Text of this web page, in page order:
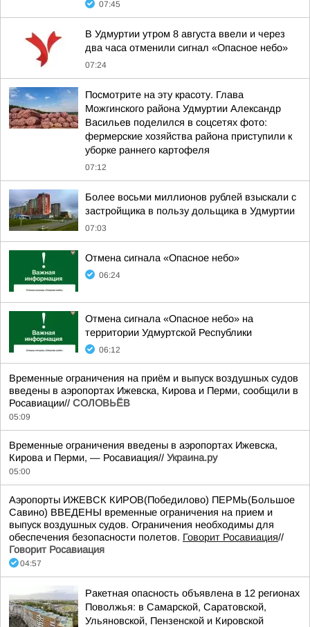
07:45
В Удмуртии утром 8 августа ввели и через
два часа отменили сигнал «Опасное небо»
07:24
Посмотрите на эту красоту. Глава
Можгинского района Удмуртии Александр
Васильев поделился в соцсетях фото:
фермерские хозяйства района приступили к
уборке раннего картофеля
07:12
Более восьми миллионов рублей взыскали с
застройщика в пользу дольщика в Удмуртии
07:03
Отмена сигнала «Опасное небо»
06:24
Отмена сигнала «Опасное небо» на
территории Удмуртской Республики
06:12
Временные ограничения на приём и выпуск воздушных судов
введены в аэропортах Ижевска, Кирова и Перми, сообщили в
Росавиации// СОЛОВЬЁВ
05:09
Временные ограничения введены в аэропортах Ижевска,
Кирова и Перми, — Росавиация// Украина.ру
05:00
Аэропорты ИЖЕВСК КИРОВ(Победилово) ПЕРМЬ(Большое
Савино) ВВЕДЕНЫ временные ограничения на прием и
выпуск воздушных судов. Ограничения необходимы для
обеспечения безопасности полетов. Говорит Росавиация//
Говорит Росавиация
04:57
Ракетная опасность объявлена в 12 регионах
Поволжья: в Самарской, Саратовской,
Ульяновской, Пензенской и Кировской